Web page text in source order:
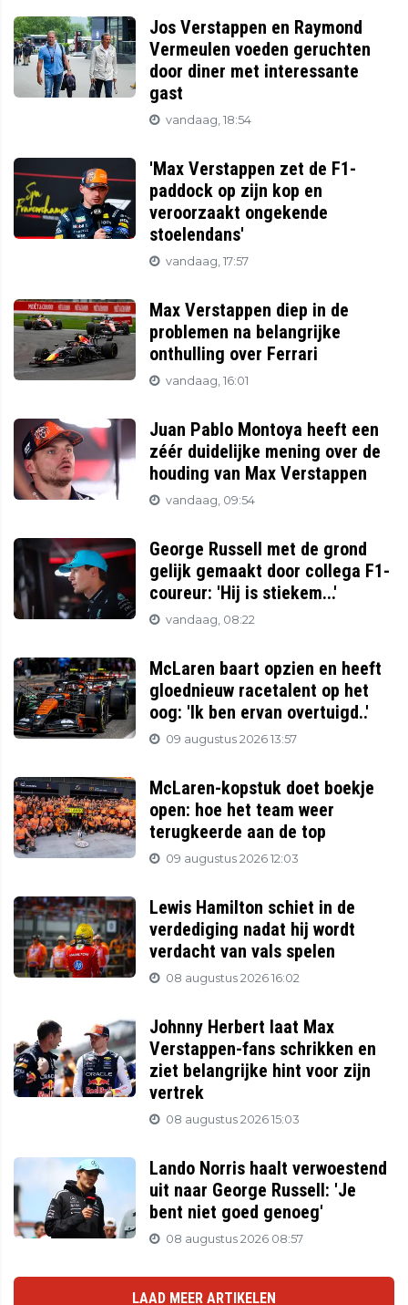
Jos Verstappen en Raymond
Vermeulen voeden geruchten
door diner met interessante
gast
vandaag, 18:54
'Max Verstappen zet de F1-
paddock op zijn kop en
veroorzaakt ongekende
stoelendans'
vandaag, 17:57
Max Verstappen diep in de
problemen na belangrijke
onthulling over Ferrari
vandaag, 16:01
Juan Pablo Montoya heeft een
zéér duidelijke mening over de
houding van Max Verstappen
vandaag, 09:54
George Russell met de grond
gelijk gemaakt door collega F1-
coureur: 'Hij is stiekem...'
vandaag, 08:22
McLaren baart opzien en heeft
gloednieuw racetalent op het
oog: 'Ik ben ervan overtuigd..'
09 augustus 2026 13:57
McLaren-kopstuk doet boekje
open: hoe het team weer
terugkeerde aan de top
09 augustus 2026 12:03
Lewis Hamilton schiet in de
verdediging nadat hij wordt
verdacht van vals spelen
08 augustus 2026 16:02
Johnny Herbert laat Max
Verstappen-fans schrikken en
ziet belangrijke hint voor zijn
vertrek
08 augustus 2026 15:03
Lando Norris haalt verwoestend
uit naar George Russell: 'Je
bent niet goed genoeg'
08 augustus 2026 08:57
LAAD MEER ARTIKELEN